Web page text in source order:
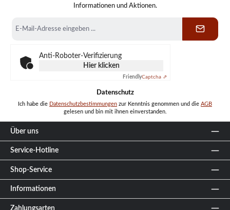
Informationen und Aktionen.
Mail-
Anti-Roboter-Verifizierung
Hier klicken
FriendlyCaptcha ⇗
Datenschutz
Ich habe die Datenschutzbestimmungen zur Kenntnis genommen und die AGB
gelesen und bin mit ihnen einverstanden.
Über uns
Service-Hotline
Shop-Service
Informationen
Zahlungsarten